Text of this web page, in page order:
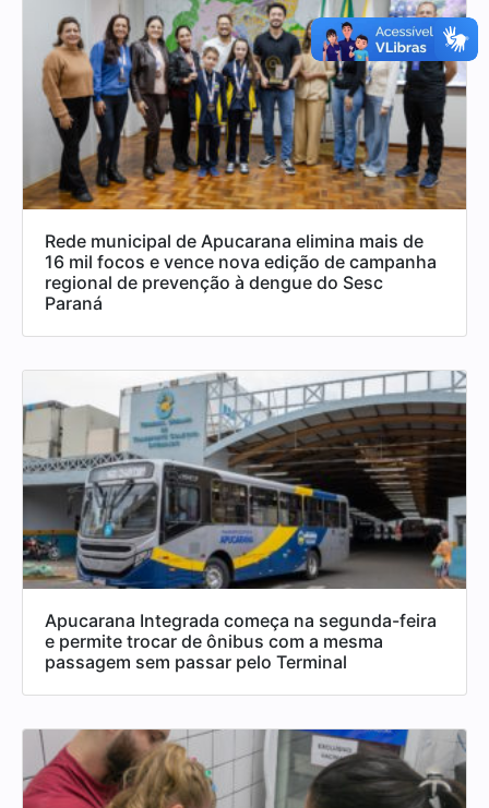
Rede municipal de Apucarana elimina mais de
16 mil focos e vence nova edição de campanha
regional de prevenção à dengue do Sesc
Paraná
Apucarana Integrada começa na segunda-feira
e permite trocar de ônibus com a mesma
passagem sem passar pelo Terminal